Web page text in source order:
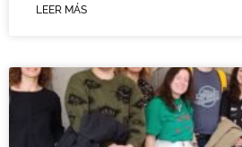
LEER MÁS